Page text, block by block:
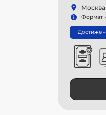
Москва
Формат